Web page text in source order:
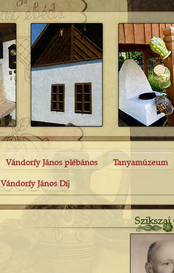
Vándorfy János plébános Tanyamúzeum
Vándorfy János Díj
Szikszai